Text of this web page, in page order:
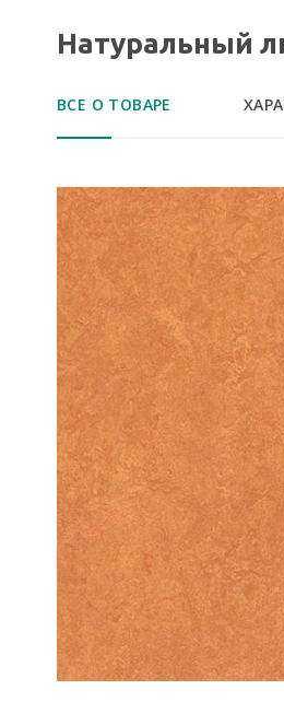
Натуральный
ВСЕ О ТОВАРЕ